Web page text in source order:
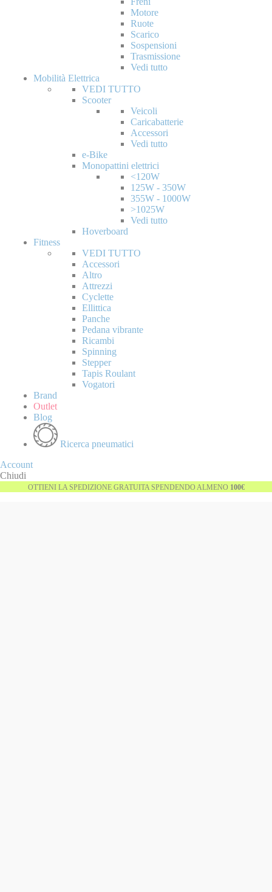
Motore
Ruote
Scarico
Sospensioni
Trasmissione
Vedi tutto
Mobilità Elettrica
VEDI TUTTO
Scooter
Veicoli
Caricabatterie
Accessori
Vedi tutto
e-Bike
Monopattini elettrici
<120W
125W - 350W
355W - 1000W
>1025W
Vedi tutto
Hoverboard
Fitness
VEDI TUTTO
Accessori
Altro
Attrezzi
Cyclette
Ellittica
Panche
Pedana vibrante
Ricambi
Spinning
Stepper
Tapis Roulant
Vogatori
Brand
Outlet
Blog
Ricerca pneumatici
Account
Chiudi
OTTIENI LA SPEDIZIONE GRATUITA SPENDENDO ALMENO 100€